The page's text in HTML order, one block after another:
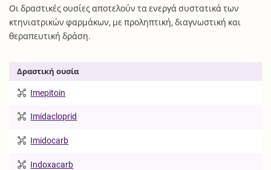
Οι δραστικές ουσίες αποτελούν τα ενεργά συστατικά των
κτηνιατρικών φαρμάκων, με προληπτική, διαγνωστική και
θεραπευτική δράση.
Δραστική ουσία
Imepitoin
Imidacloprid
Imidocarb
Indoxacarb